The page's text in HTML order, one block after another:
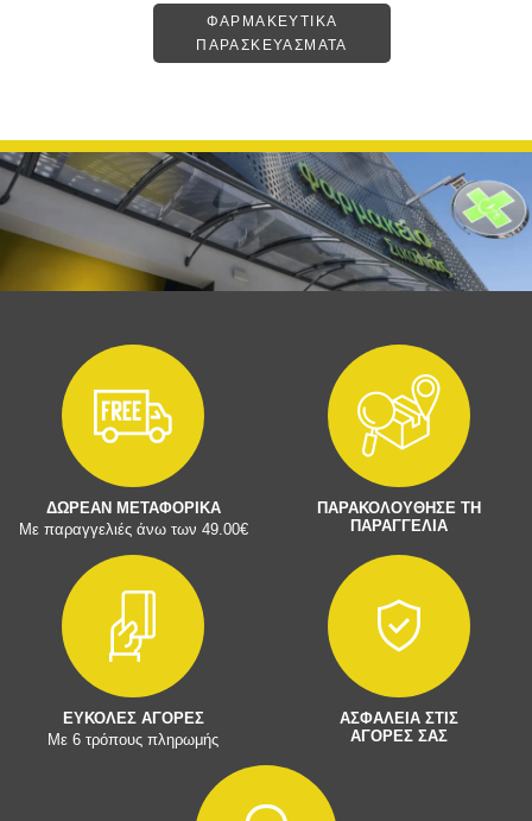
ΦΑΡΜΑΚΕΥΤΙΚΑ
ΠΑΡΑΣΚΕΥΑΣΜΑΤΑ
ΔΩΡΕΑΝ ΜΕΤΑΦΟΡΙΚΑ
Με παραγγελιές άνω των 49.00€
ΠΑΡΑΚΟΛΟΥΘΗΣΕ ΤΗ
ΠΑΡΑΓΓΕΛΙΑ
ΕΥΚΟΛΕΣ ΑΓΟΡΕΣ
Με 6 τρόπους πληρωμής
ΑΣΦΑΛΕΙΑ ΣΤΙΣ
ΑΓΟΡΕΣ ΣΑΣ